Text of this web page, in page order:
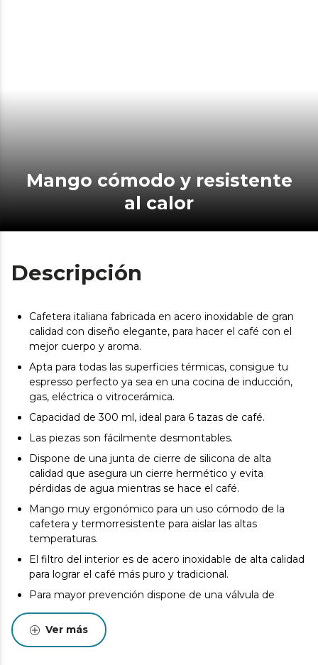
Mango cómodo y resistente
al calor
Descripción
Cafetera italiana fabricada en acero inoxidable de gran
calidad con diseño elegante, para hacer el café con el
mejor cuerpo y aroma.
Apta para todas las superficies térmicas, consigue tu
espresso perfecto ya sea en una cocina de inducción,
gas, eléctrica o vitrocerámica.
Capacidad de 300 ml, ideal para 6 tazas de café.
Las piezas son fácilmente desmontables.
Dispone de una junta de cierre de silicona de alta
calidad que asegura un cierre hermético y evita
pérdidas de agua mientras se hace el café.
Mango muy ergonómico para un uso cómodo de la
cafetera y termorresistente para aislar las altas
temperaturas.
El filtro del interior es de acero inoxidable de alta calidad
para lograr el café más puro y tradicional.
Para mayor prevención dispone de una válvula de
seguridad que indica el límite de agua que se debe
introducir.
Ver más